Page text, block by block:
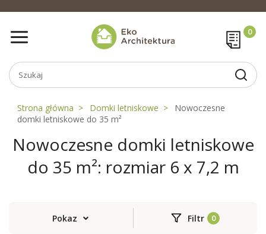
Strona główna Domki letniskowe
Nowoczesne
domki letniskowe do 35 m²
Nowoczesne domki letniskowe
do 35 m²: rozmiar 6 x 7,2 m
Pokaz Filtr